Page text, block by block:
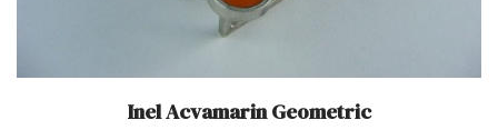
Inel Acvamarin Geometric